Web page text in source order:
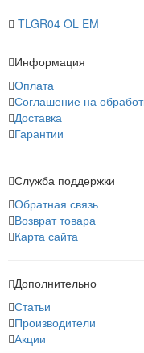
TLGR04 OL EM
Информация
Оплата
Соглашение на
Доставка
Гарантии
Служба поддержки
Обратная связь
Возврат товара
Карта сайта
Дополнительно
Статьи
Производители
Акции